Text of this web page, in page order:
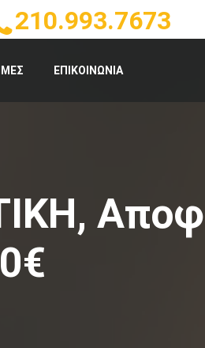
210.993.7673
ΕΠΙΚΟΙΝΩΝΙΑ